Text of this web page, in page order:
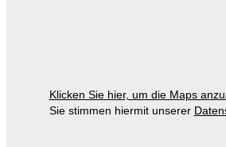
Klicken Sie hier, um die Maps
Sie stimmen hiermit unserer